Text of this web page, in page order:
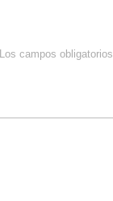
Los campos